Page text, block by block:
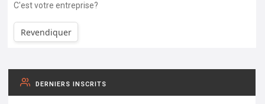
C'est votre entreprise?
Revendiquer
DERNIERS INSCRITS